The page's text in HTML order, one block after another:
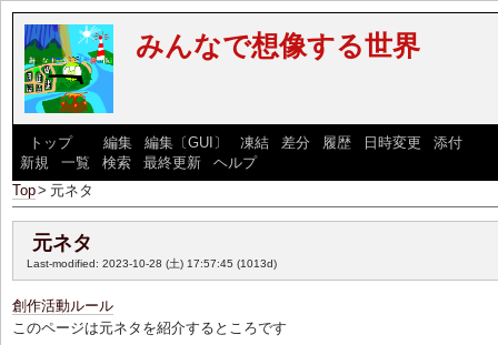
みんなで想像する世界
トップ] [ 編集| 編集〔GUI〕 凍結| 差分 履歴| 日時変更 添付] [
新規
一覧 検索| 最終更新| ヘルプ]
Top> 元ネタ
元ネタ
Last-modified: 2023-10-28 (土) 17:57:45 (1013d)
創作活動ルール
このページは元ネタを紹介するところです